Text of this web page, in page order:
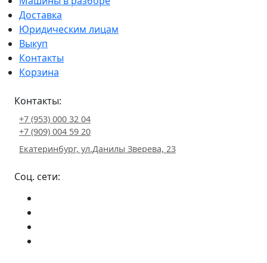
Доставка
Юридическим лицам
Выкуп
Контакты
Корзина
Контакты:
+7 (953) 000 32 04
+7 (909) 004 59 20
Екатеринбург, ул.Данилы Зверева, 23
Соц. сети: